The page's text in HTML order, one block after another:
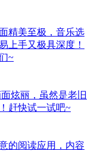
精美至极，音乐选
上手又极具深度！
~
炫丽，虽然是老旧
赶快试一试吧~
的阅读应用，内容